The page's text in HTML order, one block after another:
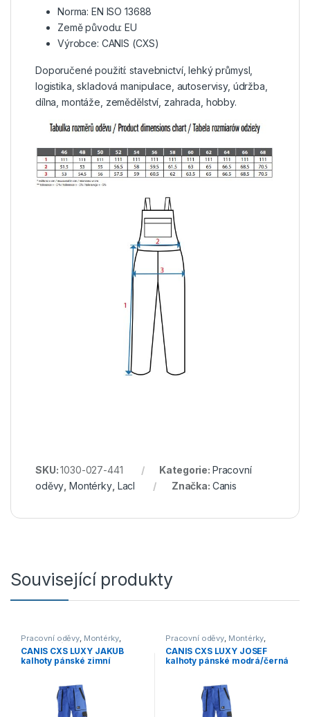
Norma: EN ISO 13688
Země původu: EU
Výrobce: CANIS (CXS)
Doporučené použití: stavebnictví, lehký průmysl,
logistika, skladová manipulace, autoservisy, údržba,
dílna, montáže, zemědělství, zahrada, hobby.
SKU:1030-027-441 Kategorie: Pracovní
oděvy ,Montérky, Lacl Značka: Canis
Související produkty
Pracovní oděvy, Montérky,
Kalhoty ,Výprodej
CANIS CXS LUXY JAKUB
kalhoty pánské zimní
Pracovní oděvy, Montérky,
Kalhoty
CANIS CXS LUXY JOSEF
kalhoty pánské modrá/černá